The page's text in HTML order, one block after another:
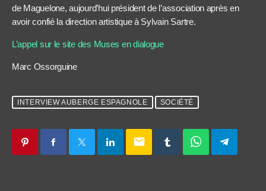
de Maguelone, aujourd’hui président de l’association après en
avoir confié la direction artistique à Sylvain Sartre.
L’appel sur le site des Muses en dialogue
Marc Ossorguine
INTERVIEW AUBERGE ESPAGNOLE SOCIÉTÉ
email